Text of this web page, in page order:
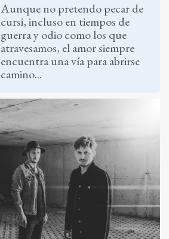
Aunque no pretendo pecar de
cursi, incluso en tiempos de
guerra y odio como los que
atravesamos, el amor siempre
encuentra una vía para abrirse
camino...